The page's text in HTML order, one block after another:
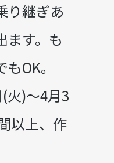
り継ぎあ
ます。も
OK。
火)～4月3
以上、作